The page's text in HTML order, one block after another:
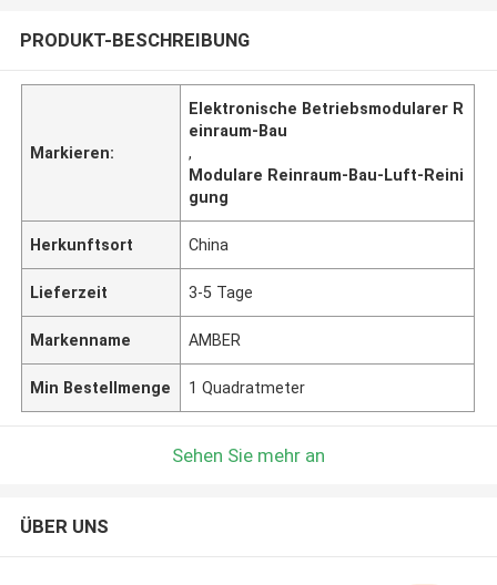
PRODUKT-BESCHREIBUNG
Markieren:
Elektronische Betriebsmodularer R
einraum-Bau
,
Modulare Reinraum-Bau-Luft-Reini
gung
Herkunftsort China
Lieferzeit 3-5 Tage
Markenname AMBER
Min Bestellmenge 1 Quadratmeter
Sehen Sie mehr an
ÜBER UNS